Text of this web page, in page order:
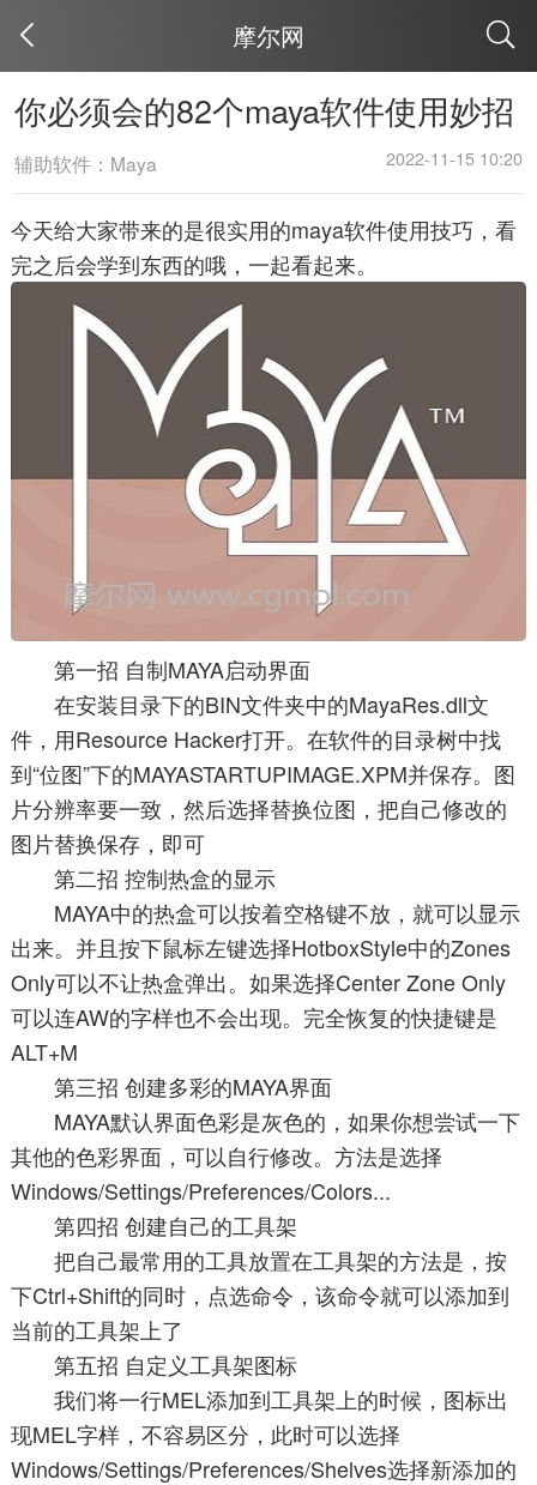
摩尔网
你必须会的82个maya软件使用妙招
辅助软件：Maya 2022-11-15 10:20
今天给大家带来的是很实用的maya软件使用技巧，看
完之后会学到东西的哦，一起看起来。
第一招 自制MAYA启动界面
在安装目录下的BIN文件夹中的MayaRes.dll文
件，用Resource Hacker打开。在软件的目录树中找
到“位图”下的MAYASTARTUPIMAGE.XPM并保存。图
片分辨率要一致，然后选择替换位图，把自己修改的
图片替换保存，即可
第二招 控制热盒的显示
MAYA中的热盒可以按着空格键不放，就可以显示
出来。并且按下鼠标左键选择HotboxStyle中的Zones
Only可以不让热盒弹出。如果选择Center Zone Only
可以连AW的字样也不会出现。完全恢复的快捷键是
ALT+M
第三招 创建多彩的MAYA界面
MAYA默认界面色彩是灰色的，如果你想尝试一下
其他的色彩界面，可以自行修改。方法是选择
Windows/Settings/Preferences/Colors...
第四招 创建自己的工具架
把自己最常用的工具放置在工具架的方法是，按
下Ctrl+Shift的同时，点选命令，该命令就可以添加到
当前的工具架上了
第五招 自定义工具架图标
我们将一行MEL添加到工具架上的时候，图标出
现MEL字样，不容易区分，此时可以选择
Windows/Settings/Preferences/Shelves选择新添加的
取消